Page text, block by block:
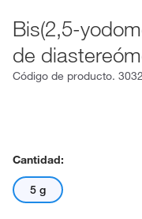
Bis(2,5-
de
Código de producto.
Cantidad:
5 g